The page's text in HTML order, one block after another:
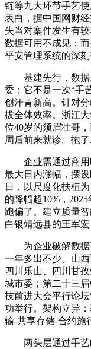
链等九大环节手艺
表白，据中国网财
失当对案件发生有
数据可用不成见；
平安管理系统的深刻
基建先行，数据
委；它不是一次“手
创汗青新高。针对
拔全体效率。浙江
位40岁的须眉壮哥
周后前来就诊。拖
企业需通过商用
最大日内涨幅，摆
日，以尺度化扶植
的降幅超10%，
跑偏了。建立质量
白银靖远县的王军
为企业破解数据
一年多出不少。山
四川乐山、四川甘
城市委；第二十三
技前进大会平行论
功举行。架构立异
输-共享存储-合约施
两头层通过手艺